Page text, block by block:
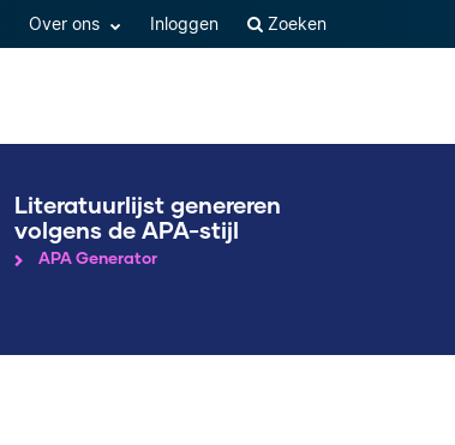
Over ons Inloggen Zoeken
Literatuurlijst genereren
volgens de APA-stijl
APA Generator